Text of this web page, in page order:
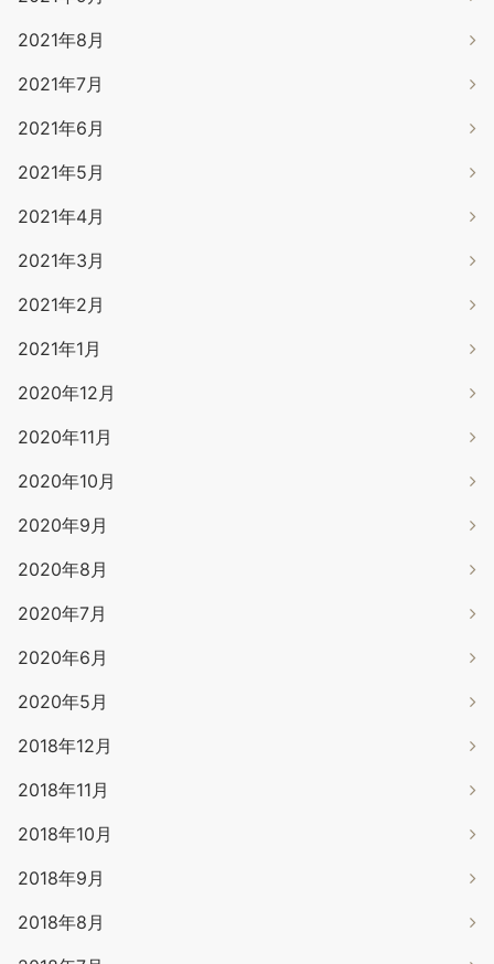
2021年8月
2021年7月
2021年6月
2021年5月
2021年4月
2021年3月
2021年2月
2021年1月
2020年12月
2020年11月
2020年10月
2020年9月
2020年8月
2020年7月
2020年6月
2020年5月
2018年12月
2018年11月
2018年10月
2018年9月
2018年8月